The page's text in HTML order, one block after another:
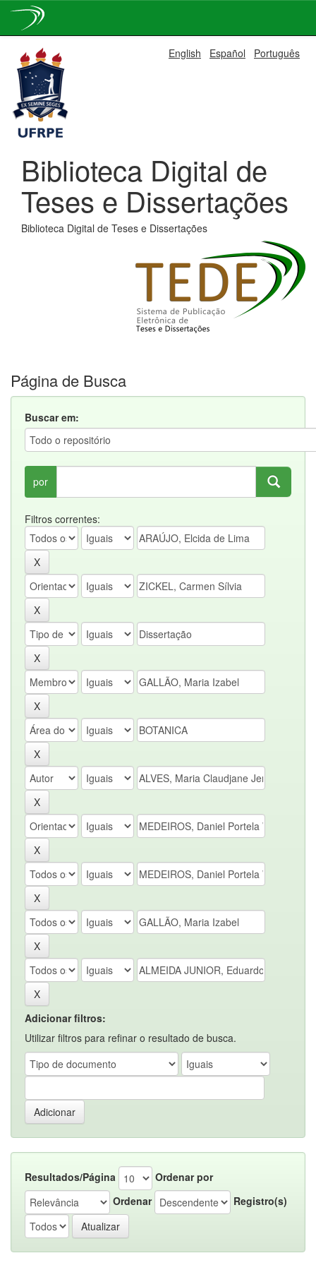
navigation
English Español Português
Biblioteca Digital de
Teses e Dissertações
Biblioteca Digital de Teses e Dissertações
Página de Busca
Buscar em:
por
Filtros correntes:
Adicionar filtros:
Utilizar filtros para refinar o resultado de busca.
Resultados/Página
Ordenar por
Ordenar
Registro(s)